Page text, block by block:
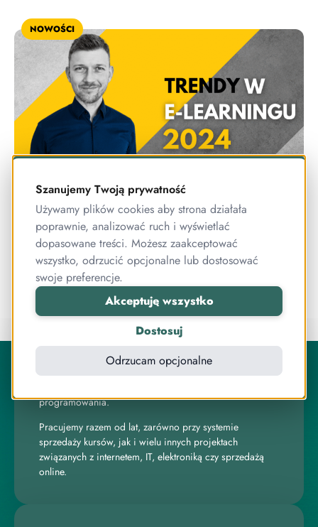
NOWOŚCI
Jaka będzie edukacja
przyszłości? Trendy w e-
learningu 2024!
O Publigo
Publigo to rozwiązanie opracowane przez stabilny
programowania.
Pracujemy razem od lat, zarówno przy systemie
sprzedaży kursów, jak i wielu innych projektach
związanych z internetem, IT, elektroniką czy sprzedażą
online.
Szanujemy Twoją prywatność
Używamy plików cookies aby strona działała
poprawnie, analizować ruch i wyświetlać
dopasowane treści. Możesz zaakceptować
wszystko, odrzucić opcjonalne lub dostosować
swoje preferencje.
Akceptuję wszystko
Dostosuj
Odrzucam opcjonalne